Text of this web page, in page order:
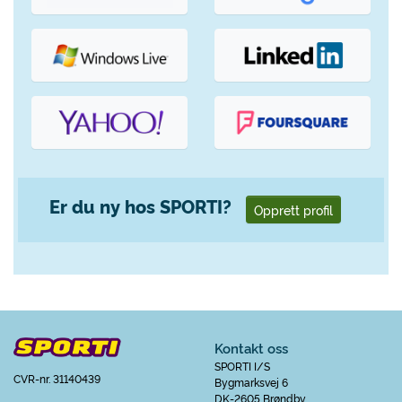
Er du ny hos SPORTI? Opprett profil
CVR-nr. 31140439
Kontakt oss
SPORTI I/S
Bygmarksvej 6
DK-2605 Brøndby